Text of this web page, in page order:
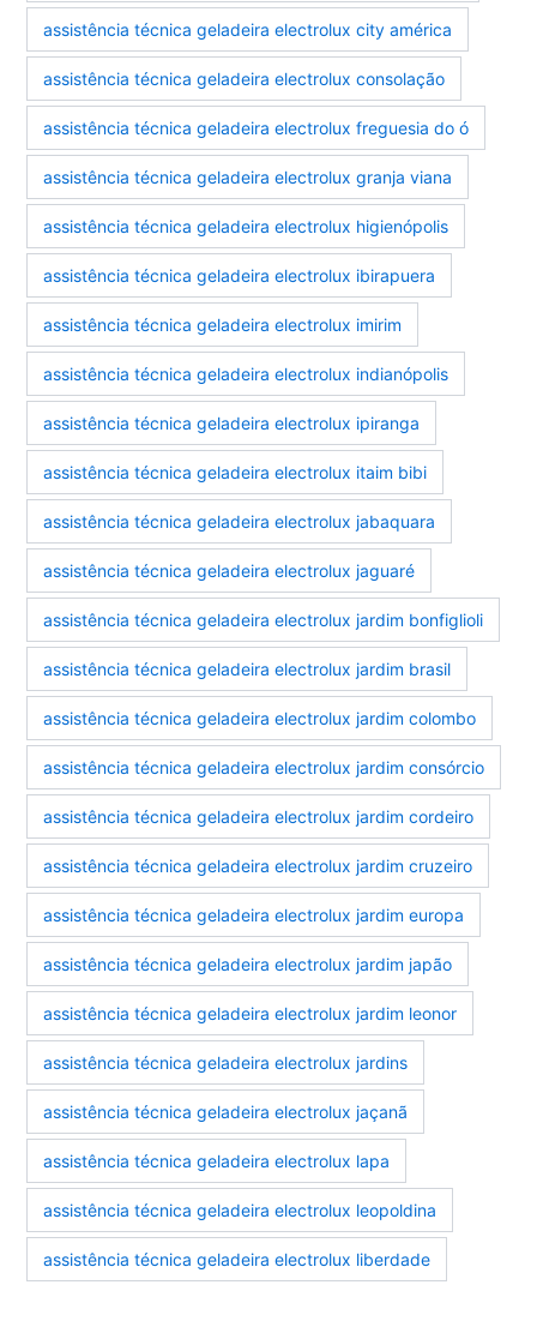
assistência técnica geladeira electrolux city américa
assistência técnica geladeira electrolux consolação
assistência técnica geladeira electrolux freguesia do ó
assistência técnica geladeira electrolux granja viana
assistência técnica geladeira electrolux higienópolis
assistência técnica geladeira electrolux ibirapuera
assistência técnica geladeira electrolux imirim
assistência técnica geladeira electrolux indianópolis
assistência técnica geladeira electrolux ipiranga
assistência técnica geladeira electrolux itaim bibi
assistência técnica geladeira electrolux jabaquara
assistência técnica geladeira electrolux jaguaré
assistência técnica geladeira electrolux jardim bonfiglioli
assistência técnica geladeira electrolux jardim brasil
assistência técnica geladeira electrolux jardim colombo
assistência técnica geladeira electrolux jardim consórcio
assistência técnica geladeira electrolux jardim cordeiro
assistência técnica geladeira electrolux jardim cruzeiro
assistência técnica geladeira electrolux jardim europa
assistência técnica geladeira electrolux jardim japão
assistência técnica geladeira electrolux jardim leonor
assistência técnica geladeira electrolux jardins
assistência técnica geladeira electrolux jaçanã
assistência técnica geladeira electrolux lapa
assistência técnica geladeira electrolux leopoldina
assistência técnica geladeira electrolux liberdade